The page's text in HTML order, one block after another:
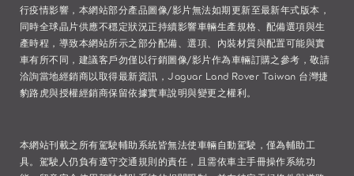
行疫情影響，本網站部分產品圖像/影片無法如期更新至最新年式版本，
同時全球晶片供應不穩定狀況正持續影響車輛生產規格、配備選項與生
產時程，導致本網站所示之部分配備、選項、內裝材質與配置可能與實
車有所不同，建議客戶勿僅以行銷圖像/影片作為車輛訂購之參考，敬請
洽詢當地經銷商以取得最新資訊，Jaguar Land Rover Taiwan 台灣捷
豹路虎與授權經銷商保留依據實車說明與變更之權利。
本網站刊載之所有駕駛輔助系統皆無法使車輛自動駕駛，僅為輔助工
具。駕駛人仍負有遵守交通規則的責任，且需依車主手冊操作系統功